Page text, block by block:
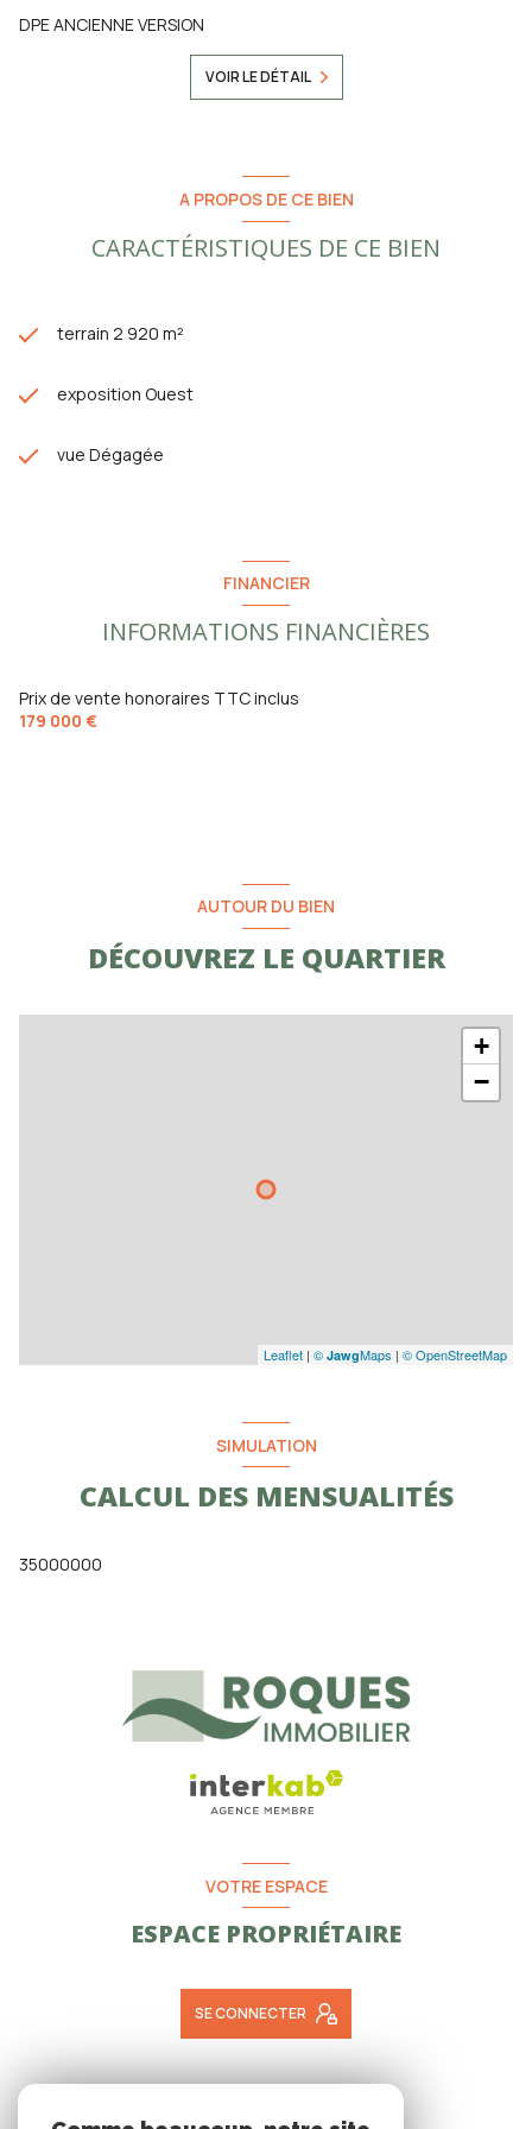
DPE ANCIENNE VERSION
VOIR LE DÉTAIL
A PROPOS DE CE BIEN
CARACTÉRISTIQUES DE CE BIEN
terrain 2 920 m²
exposition Ouest
vue Dégagée
FINANCIER
INFORMATIONS FINANCIÈRES
Prix de vente honoraires TTC inclus
179 000 €
AUTOUR DU BIEN
DÉCOUVREZ LE QUARTIER
+
−
Leaflet | © JawgMaps | © OpenStreetMap
SIMULATION
CALCUL DES MENSUALITÉS
35000000
VOTRE ESPACE
ESPACE PROPRIÉTAIRE
SE CONNECTER